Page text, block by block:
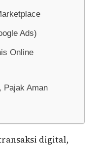
Ads)
Online
Pajak Aman
digital,